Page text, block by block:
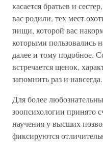
касается братьев и
вас родили, тех мест
пищи, которой вас
которыми пользовались
далее и тому подобное.
встречается щенок,
запомнить раз и навсегда.
Для более
зоопсихологии принято
научения у высших
фиксируются